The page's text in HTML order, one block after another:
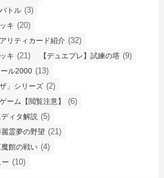
トル (3)
キ (20)
リティカード紹介 (32)
キ (21) 【デュエプレ】試練の塔 (9)
ール2000 (13)
」シリーズ (2)
ーム【閲覧注意】 (6)
ディタ解説 (5)
麗霊夢の野望 (21)
魔館の戦い (4)
ー (10)